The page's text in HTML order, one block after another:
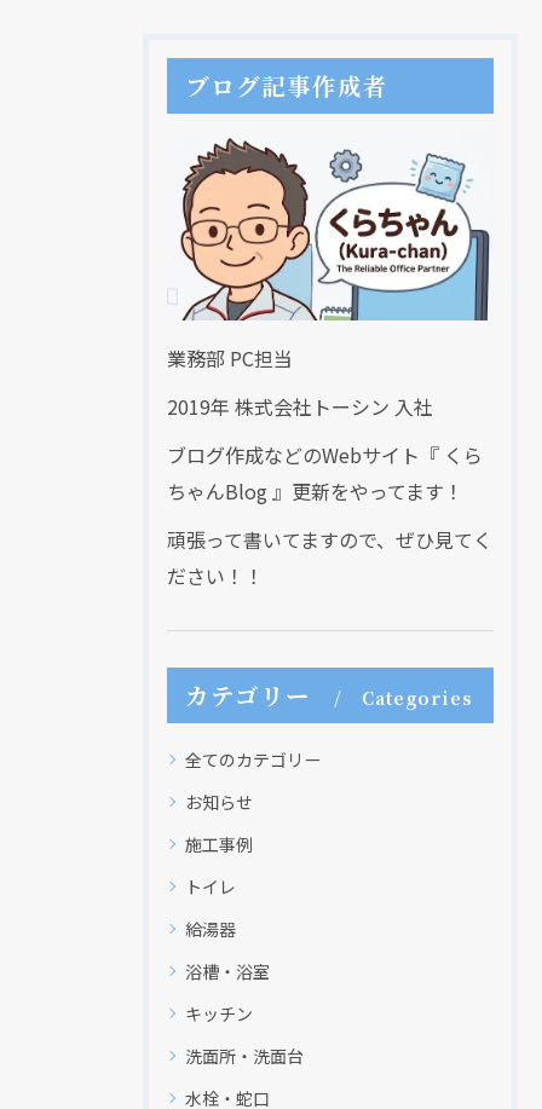
ブログ記事作成者
業務部 PC担当
2019年 株式会社トーシン 入社
ブログ作成などのWebサイト『 くら
ちゃんBlog 』更新をやってます！
頑張って書いてますので、ぜひ見てく
ださい！！
カテゴリー Categories
全てのカテゴリー
お知らせ
施工事例
トイレ
給湯器
浴槽・浴室
キッチン
洗面所・洗面台
水栓・蛇口